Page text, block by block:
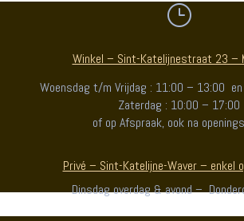
}
Winkel – Sint-Katelijnestraat 23 –
Woensdag t/m Vrijdag : 11:00 – 13:00
Zaterdag : 10:00 – 17:00
of op Afspraak, ook na
Privé – Sint-Katelijne-Waver – enkel
Dinsdag overdag & avond –